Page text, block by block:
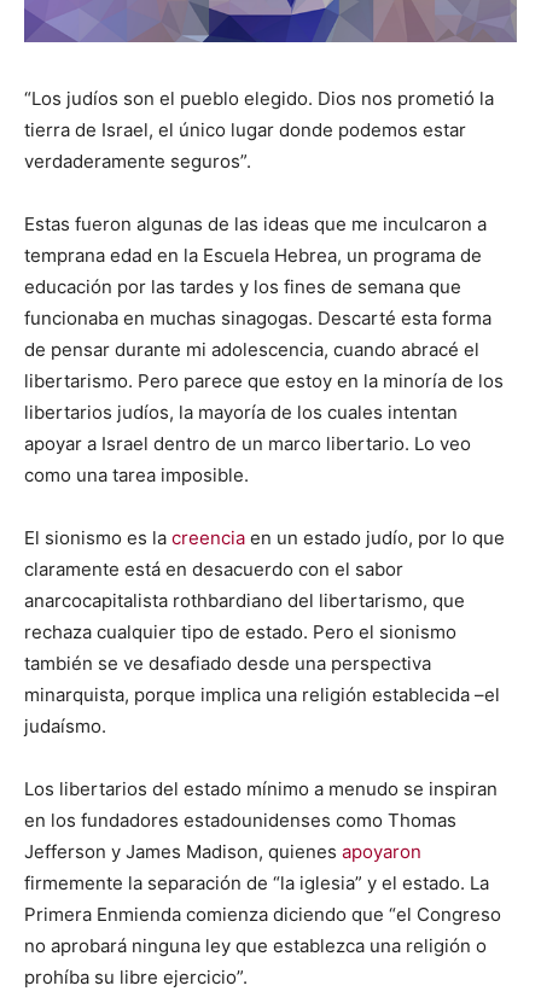
“Los judíos son el pueblo elegido. Dios nos prometió la
tierra de Israel, el único lugar donde podemos estar
verdaderamente seguros”.
Estas fueron algunas de las ideas que me inculcaron a
temprana edad en la Escuela Hebrea, un programa de
educación por las tardes y los fines de semana que
funcionaba en muchas sinagogas. Descarté esta forma
de pensar durante mi adolescencia, cuando abracé el
libertarismo. Pero parece que estoy en la minoría de los
libertarios judíos, la mayoría de los cuales intentan
apoyar a Israel dentro de un marco libertario. Lo veo
como una tarea imposible.
El sionismo es la creencia en un estado judío, por lo que
claramente está en desacuerdo con el sabor
anarcocapitalista rothbardiano del libertarismo, que
rechaza cualquier tipo de estado. Pero el sionismo
también se ve desafiado desde una perspectiva
minarquista, porque implica una religión establecida –el
judaísmo.
Los libertarios del estado mínimo a menudo se inspiran
en los fundadores estadounidenses como Thomas
Jefferson y James Madison, quienes apoyaron
firmemente la separación de “la iglesia” y el estado. La
Primera Enmienda comienza diciendo que “el Congreso
no aprobará ninguna ley que establezca una religión o
prohíba su libre ejercicio”.